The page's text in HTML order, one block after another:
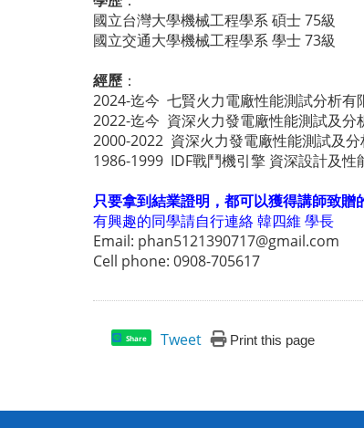
國立台灣大學機械工程學系 碩士 75級
國立交通大學機械工程學系 學士 73級
經歷 ：
2024-迄今 七賢火力電廠性能測試分析有
2022-迄今 資深火力發電廠性能測試及分
2000-2022 資深火力發電廠性能測試及
1986-1999 IDF戰鬥機引擎 資深設計及
只要拿到結業證明，都可以獲得講師致
有興趣的同學請自行連絡 韓四維 學長
Email: phan5121390717@gmail.com
Cell phone: 0908-705617
Share Tweet Print this page